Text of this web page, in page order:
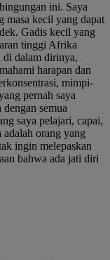
ini. Saya
masa kecil yang dapat
Gadis kecil yang
tinggi Afrika
di dalam dirinya,
harapan dan
mimpi-
pernah saya
semua
saya pelajari, capai,
orang yang
ingin melepaskan
bahwa ada jati diri